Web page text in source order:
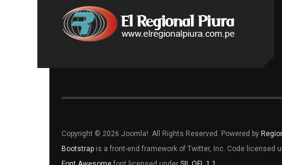
Copyright © 2026 Joomla!. All Rights Reserved. Powered by
Bootstrap is a front-end framework of Twitter, Inc. Code licensed